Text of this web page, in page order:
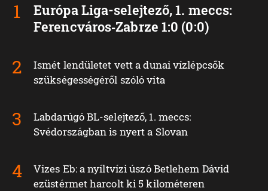
Európa Liga-selejtező, 1. meccs:
Ferencváros‑Zabrze 1:0 (0:0)
Ismét lendületet vett a dunai vízlépcsők
szükségességéről szóló vita
Labdarúgó BL-selejtező, 1. meccs:
Svédországban is nyert a Slovan
Vizes Eb: a nyíltvízi úszó Betlehem Dávid
ezüstérmet harcolt ki 5 kilométeren